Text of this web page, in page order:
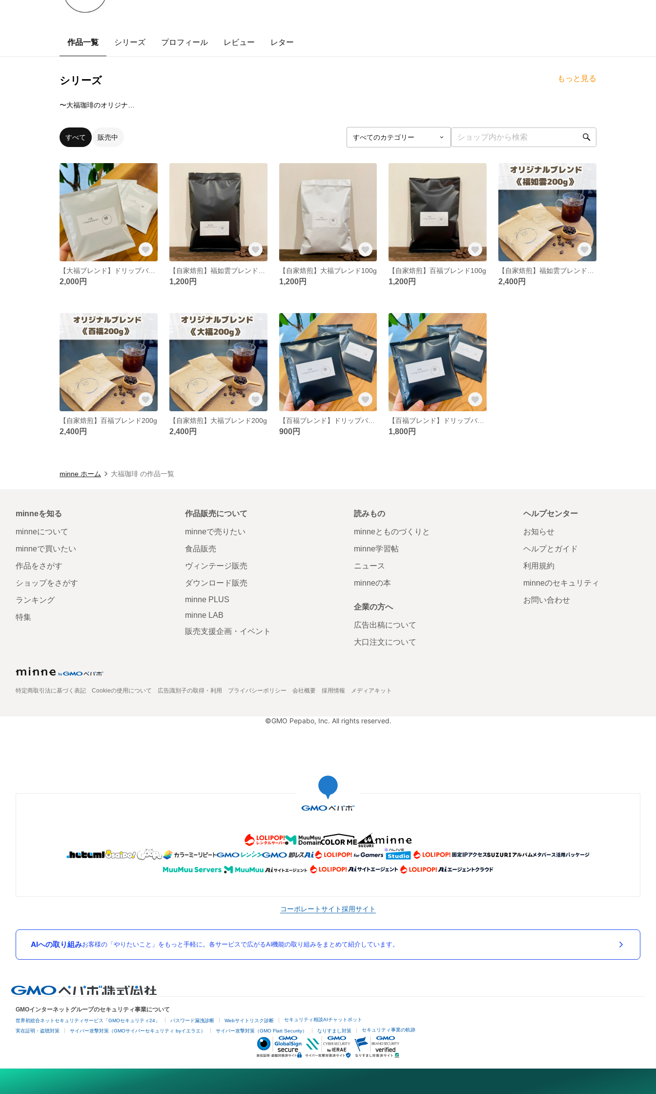
作品一覧 シリーズ プロフィール レビュー レター
シリーズ もっと見る
すべて 販売中
【大福ブレンド】ドリップバッグ10袋
2,000円 1,200円
【自家焙煎】大福ブレンド100g
1,200円
【自家焙煎】百福ブレンド100g
1,200円 2,400円
【自家焙煎】百福ブレンド200g
2,400円
【自家焙煎】大福ブレンド200g
2,400円
【百福ブレンド】ドリップパック5袋入り
900円
【百福ブレンド】ドリップバッグ10個入り
1,800円
minne ホーム 大福珈琲 の作品一覧
minneを知る
minneについて
minneで買いたい
作品をさがす
ショップをさがす
ランキング
特集
作品販売について
minneで売りたい
食品販売
ヴィンテージ販売
ダウンロード販売
minne PLUS
minne LAB
販売支援企画・イベント
読みもの
minneとものづくりと
minne学習帖
ニュース
minneの本
企業の方へ
広告出稿について
大口注文について
ヘルプセンター
お知らせ
ヘルプとガイド
利用規約
minneのセキュリティ
お問い合わせ
特定商取引法に基づく表記 Cookieの使用について 広告識別子の取得・利用 プライバシーポリシー 会社概要 採用情報 メディアキット
©GMO Pepabo, Inc. All rights reserved.
コーポレートサイト採用サイト
AIへの取り組みお客様の「やりたいこと」をもっと手軽に。各サービスで広がるAI機能の取り組みをまとめて紹介しています。
GMOインターネットグループのセキュリティ事業について
世界初総合ネットセキュリティサービス「GMOセキュリティ24」 パスワード漏洩診断 Webサイトリスク診断 セキュリティ相談AIチャットボット
実在証明・盗聴対策 サイバー攻撃対策（GMOサイバーセキュリティ byイエラエ） サイバー攻撃対策（GMO Flatt Security） なりすまし対策 セキュリティ事業の軌跡